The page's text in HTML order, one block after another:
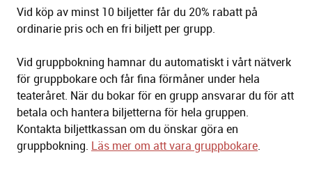
Vid köp av minst 10 biljetter får du 20% rabatt på
ordinarie pris och en fri biljett per grupp.
Vid gruppbokning hamnar du automatiskt i vårt nätverk
för gruppbokare och får fina förmåner under hela
teateråret. När du bokar för en grupp ansvarar du för att
betala och hantera biljetterna för hela gruppen.
Kontakta biljettkassan om du önskar göra en
gruppbokning. Läs mer om att vara gruppbokare.